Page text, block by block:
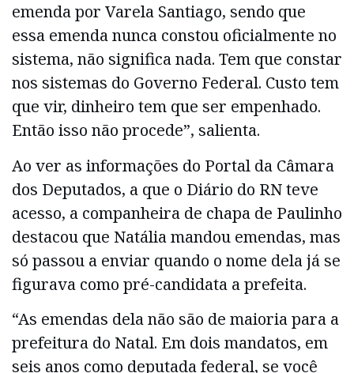
emenda por Varela Santiago, sendo que
essa emenda nunca constou oficialmente no
sistema, não significa nada. Tem que constar
nos sistemas do Governo Federal. Custo tem
que vir, dinheiro tem que ser empenhado.
Então isso não procede”, salienta.
Ao ver as informações do Portal da Câmara
dos Deputados, a que o Diário do RN teve
acesso, a companheira de chapa de Paulinho
destacou que Natália mandou emendas, mas
só passou a enviar quando o nome dela já se
figurava como pré-candidata a prefeita.
“As emendas dela não são de maioria para a
prefeitura do Natal. Em dois mandatos, em
seis anos como deputada federal, se você